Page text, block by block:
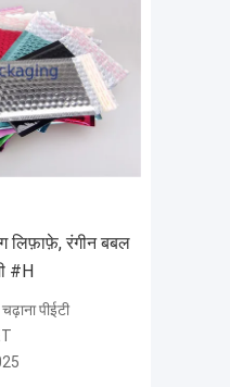
लिफ़ाफ़े, रंगीन बबल
#H
पीईटी